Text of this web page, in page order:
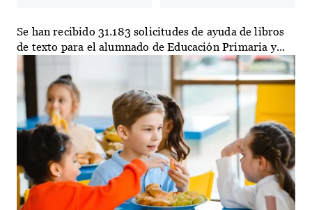
Se han recibido 31.183 solicitudes de ayuda de libros
de texto para el alumnado de Educación Primaria y...